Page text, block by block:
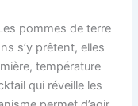
pommes de terre
s’y prêtent, elles
température
qui réveille les